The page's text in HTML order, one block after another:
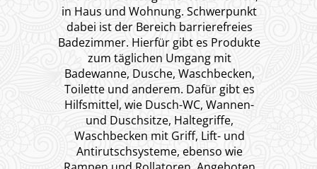
in Haus und Wohnung. Schwerpunkt
dabei ist der Bereich barrierefreies
Badezimmer. Hierfür gibt es Produkte
zum täglichen Umgang mit
Badewanne, Dusche, Waschbecken,
Toilette und anderem. Dafür gibt es
Hilfsmittel, wie Dusch-WC, Wannen-
und Duschsitze, Haltegriffe,
Waschbecken mit Griff, Lift- und
Antirutschsysteme, ebenso wie